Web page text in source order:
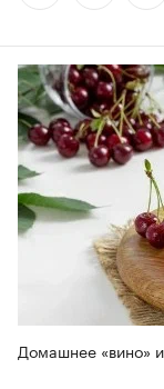
Домашнее «вино»